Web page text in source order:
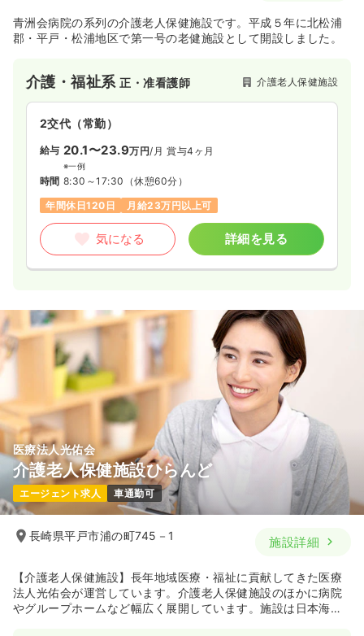
気になる 詳細を見る
青洲会病院の系列の介護老人保健施設です。平成５年に北松浦
郡・平戸・松浦地区で第一号の老健施設として開設しました。
介護・福祉系正・准看護師 介護老人保健施設
2交代（常勤）
給与 20.1〜23.9万円/月 賞与4ヶ月
※一例
時間 8:30～17:30 （休憩60分）
年間休日120日
月給23万円以上可
気になる 詳細を見る
医療法人光佑会
介護老人保健施設ひらんど
エージェント求人 車通勤可
長崎県平戸市浦の町745－1 施設詳細
【介護老人保健施設】長年地域医療・福祉に貢献してきた医療
法人光佑会が運営しています。介護老人保健施設のほかに病院
やグループホームなど幅広く展開しています。施設は日本海か